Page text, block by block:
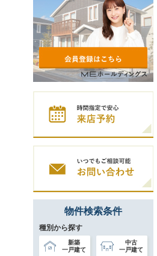
物件検索条件
種別から探す
新築
一戸建て
中古
一戸建て